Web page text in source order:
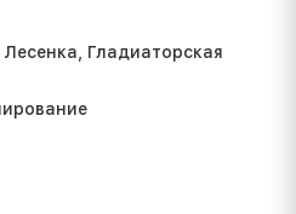
Гладиаторская